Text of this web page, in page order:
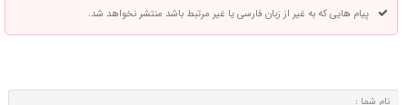
پیام هایی که به غیر از زبان فارسی یا غیر مرتبط باشد منتشر نخواهد شد.